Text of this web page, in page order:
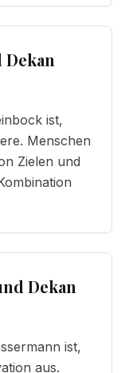
ist,
Menschen
Zielen und
Dekan
ist,
aus.